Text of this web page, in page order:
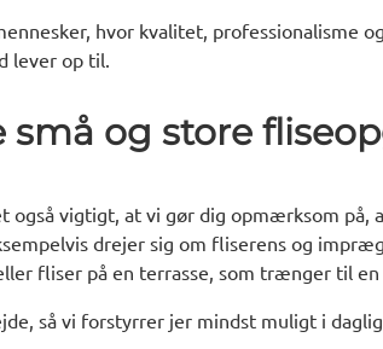
hvor kvalitet, professionalisme
lever op til.
og store
også vigtigt, at vi gør dig opmærksom på,
drejer sig om fliserens og
fliser på en terrasse, som trænger til
så vi forstyrrer jer mindst muligt i